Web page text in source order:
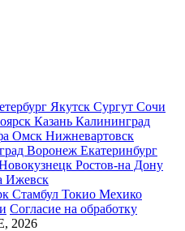
Якутск Сургут Сочи
Казань Калининград
Омск Нижневартовск
Воронеж Екатеринбург
Ростов-на Дону
Ижевск
Стамбул Токио Мехико
Согласие на обработку
2026